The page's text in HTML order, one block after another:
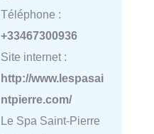
Téléphone :
+33467300936
Site internet :
http://www.lespasai
ntpierre.com/
Le Spa Saint-Pierre